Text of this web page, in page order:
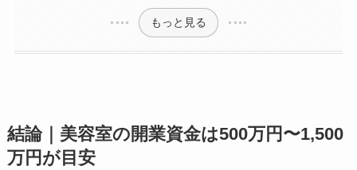
もっと見る
結論｜美容室の開業資金は500万円〜1,500
万円が目安